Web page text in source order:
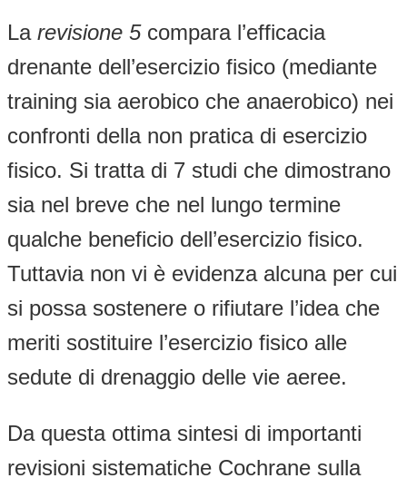
La revisione 5compara l’efficacia
drenante dell’esercizio fisico (mediante
training sia aerobico che anaerobico) nei
confronti della non pratica di esercizio
fisico. Si tratta di 7 studi che dimostrano
sia nel breve che nel lungo termine
qualche beneficio dell’esercizio fisico.
Tuttavia non vi è evidenza alcuna per cui
si possa sostenere o rifiutare l’idea che
meriti sostituire l’esercizio fisico alle
sedute di drenaggio delle vie aeree.
Da questa ottima sintesi di importanti
revisioni sistematiche Cochrane sulla